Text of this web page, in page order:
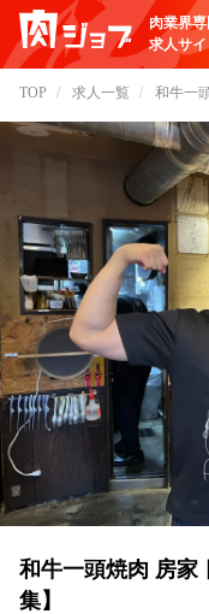
肉業界専
求人サイ
TOP 求人一覧 和牛一
和牛一頭焼肉 房家
集】